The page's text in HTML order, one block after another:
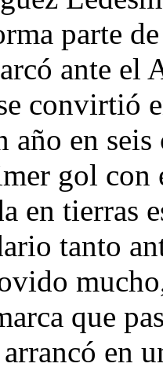
parte
ante el
convirtió
año en
gol con
en tierras
tanto
que
en